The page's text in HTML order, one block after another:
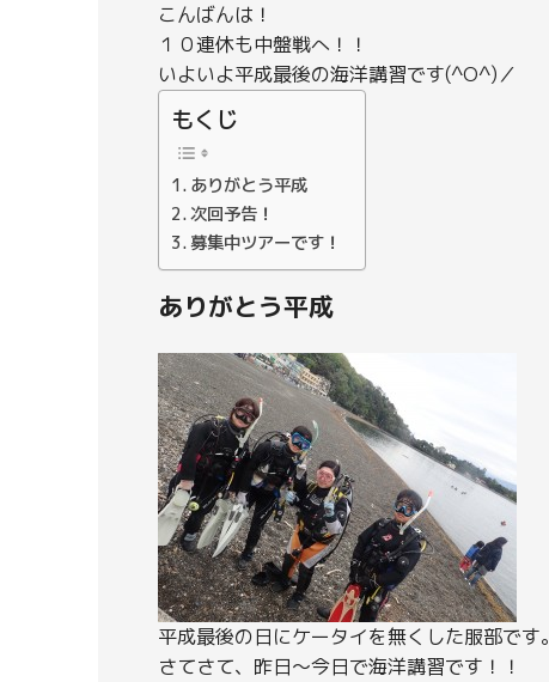
こんばんは！
１０連休も中盤戦へ！！
いよいよ平成最後の海洋講習です(^O^)／
もくじ
ありがとう平成
次回予告！
募集中ツアーです！
ありがとう平成
平成最後の日にケータイを無くした服部です。
さてさて、昨日～今日で海洋講習です！！